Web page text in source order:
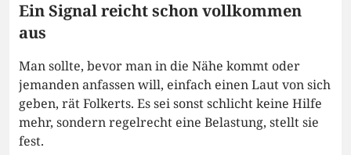
Ein Signal reicht schon vollkommen
aus
Man sollte, bevor man in die Nähe kommt oder
jemanden anfassen will, einfach einen Laut von sich
geben, rät Folkerts. Es sei sonst schlicht keine Hilfe
mehr, sondern regelrecht eine Belastung, stellt sie
fest.